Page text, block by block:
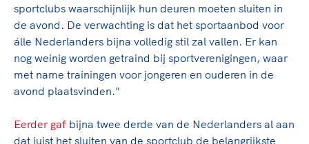
sportclubs waarschijnlijk hun deuren moeten sluiten in
de avond. De verwachting is dat het sportaanbod voor
álle Nederlanders bijna volledig stil zal vallen. Er kan
nog weinig worden getraind bij sportverenigingen, waar
met name trainingen voor jongeren en ouderen in de
avond plaatsvinden."
Eerder gaf bijna twee derde van de Nederlanders al aan
dat juist het sluiten van de sportclub de belangrijkste